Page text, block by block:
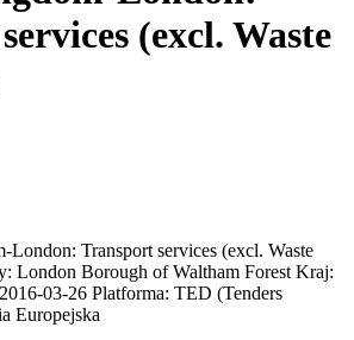
(excl. Waste
London: Transport services (excl. Waste
London Borough of Waltham Forest Kraj:
03-26 Platforma: TED (Tenders
Europejska